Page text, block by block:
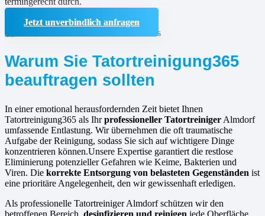
Jetzt unverbindlich anfragen
Warum Sie Tatortreinigung365
beauftragen sollten
In einer emotional herausfordernden Zeit bietet Ihnen
Tatortreinigung365 als Ihrprofessioneller Tatortreiniger Almdorf
umfassende Entlastung. Wir übernehmen die oft traumatische
Aufgabe der Reinigung, sodass Sie sich auf wichtigere Dinge
konzentrieren können.Unsere Expertise garantiert die restlose
Eliminierung potenzieller Gefahren wie Keime, Bakterien und
Viren. Die korrekte Entsorgung von belasteten Gegenständen ist
eine prioritäre Angelegenheit, den wir gewissenhaft erledigen.
Als professionelle Tatortreiniger Almdorf schützen wir den
betroffenen Bereich, desinfizieren und reinigen jede Oberfläche